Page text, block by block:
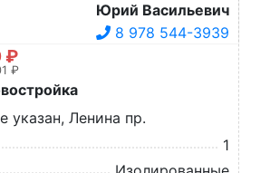
Юрий Васильевич
8 978 544-3939
₽
₽
указан, Ленина пр.
1